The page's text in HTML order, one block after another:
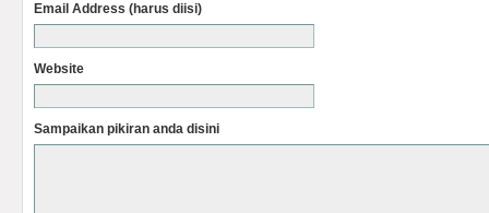
Email Address (harus diisi)
Website
Sampaikan pikiran anda disini